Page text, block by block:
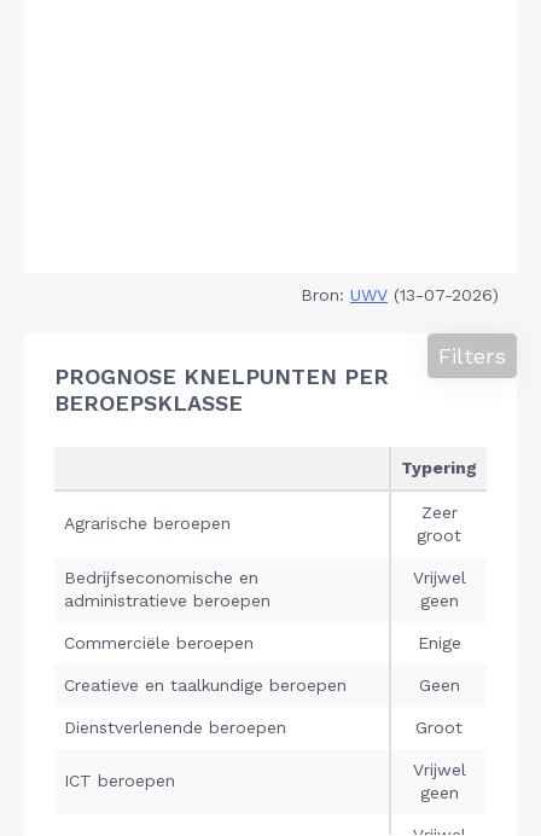
Bron: UWV (13-07-2026)
PROGNOSE KNELPUNTEN PER
BEROEPSKLASSE
Filters